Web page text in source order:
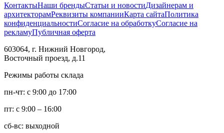
КонтактыНаши брендыСтатьи и новостиДизайнерам и
архитекторамРеквизиты компанииКарта сайтаПолитика
конфиденциальностиСогласие на обработкуСогласие на
рекламуПубличная оферта
603064, г. Нижний Новгород,
Восточный проезд, д.11
Режимы работы склада
пн-чт: с 9:00 до 17:00
пт: с 9:00 – 16:00
сб-вс: выходной